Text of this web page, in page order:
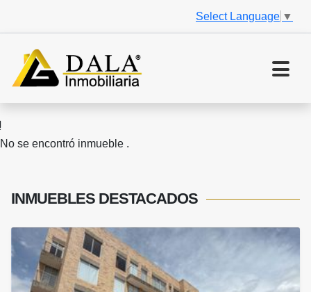
Select Language ▼
No se encontró inmueble .
INMUEBLES DESTACADOS